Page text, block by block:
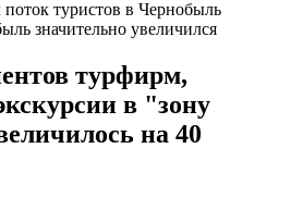
значительно увеличился
турфирм,
в "зону
на 40